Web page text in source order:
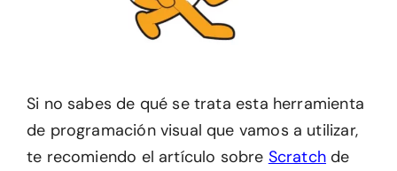
Si no sabes de qué se trata esta herramienta
de programación visual que vamos a utilizar,
te recomiendo el artículo sobre Scratch de